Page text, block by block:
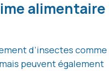
alimentaire
d’insectes comme
peuvent également